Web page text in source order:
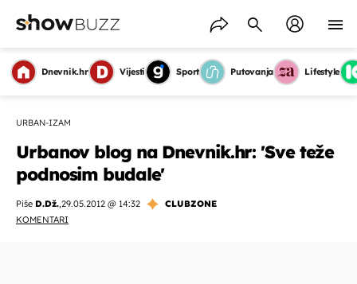
Dnevnik.hr Vijesti Sport Putovanja Lifestyle
URBAN-IZAM
Urbanov blog na Dnevnik.hr: 'Sve teže
podnosim budale'
Piše D.Dž.,29.05.2012 @ 14:32
CLUBZONE
KOMENTARI